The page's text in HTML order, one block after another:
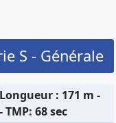
S - Générale
: 171 m -
TMP: 68 sec